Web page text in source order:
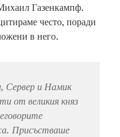
Газенкампф.
често, поради
в него.
Сервер и Намик
от великия княз
Присъстваше